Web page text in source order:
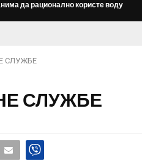
да рационално користе воду
СЛУЖБЕ
СЛУЖБЕ